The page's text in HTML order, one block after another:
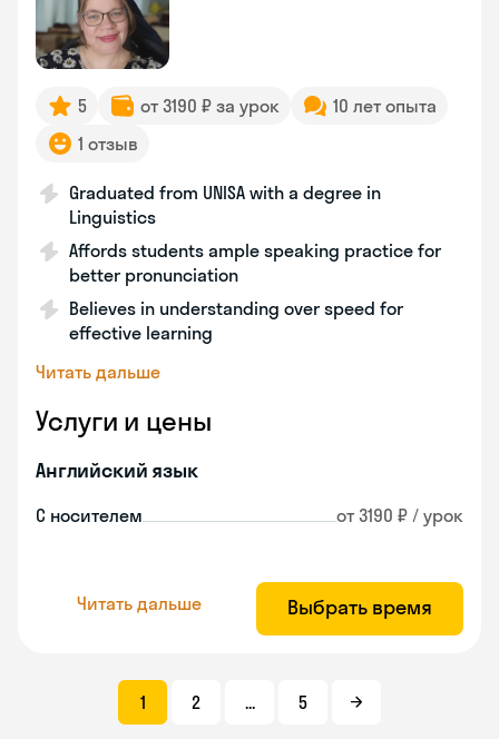
5 от 3190 ₽ за урок
10 лет опыта
1 отзыв
Graduated from UNISA with a degree in
Linguistics
Affords students ample speaking practice for
better pronunciation
Believes in understanding over speed for
effective learning
Читать дальше
Услуги и цены
Английский язык
С носителем от 3190 ₽ / урок
Читать дальше Выбрать время
1 2 ... 5